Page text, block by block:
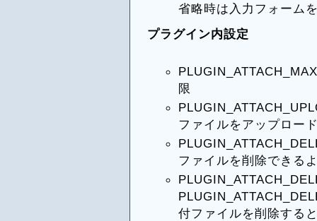
省略時は入力フォーム
プラグイン内設定
限
ファイルをアップロー
ファイルを削除できる
付ファイルを削除する